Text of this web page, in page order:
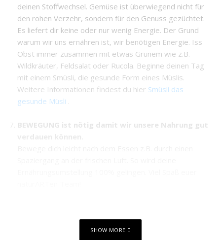
deinen Stoffwechsel. Gemüse ist überwiegend nicht für
den rohen Verzehr, sondern für den Genuss gezüchtet.
Es liefert dir keine oder nur wenig Energie. Der Grund
warum wir uns ernähren ist, wir benötigen Energie. Iss
Obst immer zusammen mit etwas Grünem wie z.B.
Wildkräuter, Feldsalat oder Rucola. Beginne deinen Tag
mit einem Smüsli, die gesunde Form eines Müslis.
Weitere Informationen findest du hier Smüsli das
gesunde Müsli .
BEWEGUNG ist nötig damit wir unsere Nahrung gut
SHOW MORE